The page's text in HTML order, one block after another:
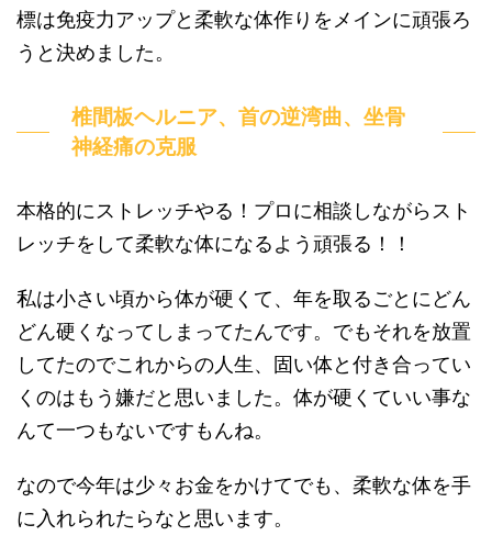
標は免疫力アップと柔軟な体作りをメインに頑張ろ
うと決めました。
椎間板ヘルニア、首の逆湾曲、坐骨
神経痛の克服
本格的にストレッチやる！プロに相談しながらスト
レッチをして柔軟な体になるよう頑張る！！
私は小さい頃から体が硬くて、年を取るごとにどん
どん硬くなってしまってたんです。でもそれを放置
してたのでこれからの人生、固い体と付き合ってい
くのはもう嫌だと思いました。体が硬くていい事な
んて一つもないですもんね。
なので今年は少々お金をかけてでも、柔軟な体を手
に入れられたらなと思います。